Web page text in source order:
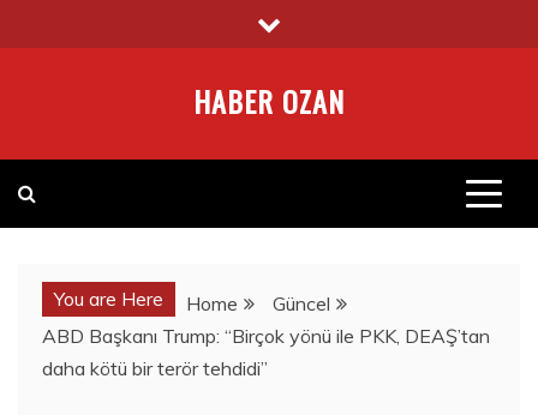
to
HABER OZAN
You are Here Home
Güncel
ABD Başkanı Trump: “Birçok yönü ile PKK, DEAŞ’tan
daha kötü bir terör tehdidi”